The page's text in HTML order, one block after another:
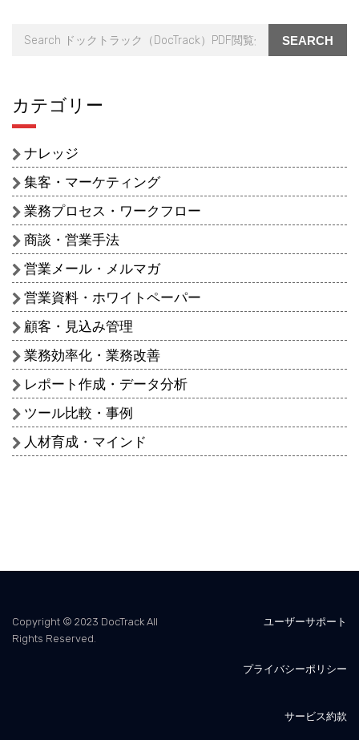
SEARCH
カテゴリー
ナレッジ
集客・マーケティング
業務プロセス・ワークフロー
商談・営業手法
営業メール・メルマガ
営業資料・ホワイトペーパー
顧客・見込み管理
業務効率化・業務改善
レポート作成・データ分析
ツール比較・事例
人材育成・マインド
Copyright © 2023 DocTrack All
Rights Reserved.
ユーザーサポート
プライバシーポリシー
サービス約款